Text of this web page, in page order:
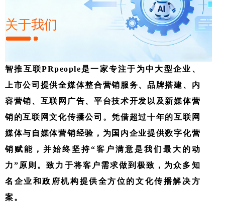
关于我们
智推互联PRpeople是一家专注于为中大型企业、
上市公司提供全媒体整合营销服务、品牌搭建、内
容营销、互联网广告、平台技术开发以及新媒体营
销的互联网文化传播公司。凭借超过十年的互联网
媒体与自媒体营销经验，为国内企业提供数字化营
销赋能，并始终坚持“客户满意是我们最大的动
力”原则。致力于将客户需求做到极致，为众多知
名企业和政府机构提供全方位的文化传播解决方
案。
主题内容撰写